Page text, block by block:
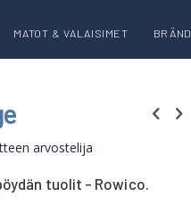
MATOT & VALAISIMET
arvostelija
tuolit - Rowico.